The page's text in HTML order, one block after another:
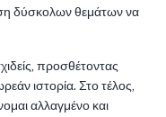
δύσκολων θεμάτων να
προσθέτοντας
ιστορία. Στο τέλος,
αλλαγμένο και